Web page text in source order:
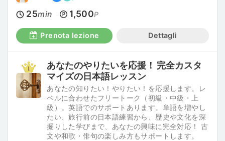
25min 1,500P
Prenota lezione Dettagli
あなたのやりたいを応援！ 完全カスタ
マイズの日本語レッスン
あなたの知りたい！やりたい！を応援します。レ
ベルに合わせたフリートーク（初級・中級・上
級）。英語でのサポートあります。単語を増やし
たい、旅行前の日本語練習から、歴史や文化を深
掘りした学びまで、あなたの興味に完全対応！ 古
文や和歌・俳句の楽しみ方もサポートします。